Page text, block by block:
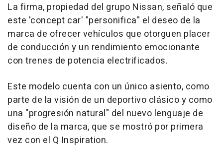
La firma, propiedad del grupo Nissan, señaló que
este 'concept car' "personifica" el deseo de la
marca de ofrecer vehículos que otorguen placer
de conducción y un rendimiento emocionante
con trenes de potencia electrificados.
Este modelo cuenta con un único asiento, como
parte de la visión de un deportivo clásico y como
una "progresión natural" del nuevo lenguaje de
diseño de la marca, que se mostró por primera
vez con el Q Inspiration.